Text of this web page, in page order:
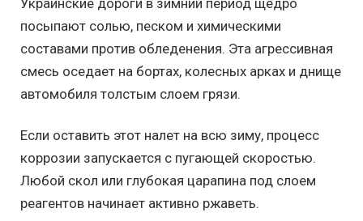
Украинские дороги в зимний период щедро
посыпают солью, песком и химическими
составами против обледенения. Эта агрессивная
смесь оседает на бортах, колесных арках и днище
автомобиля толстым слоем грязи.
Если оставить этот налет на всю зиму, процесс
коррозии запускается с пугающей скоростью.
Любой скол или глубокая царапина под слоем
реагентов начинает активно ржаветь.